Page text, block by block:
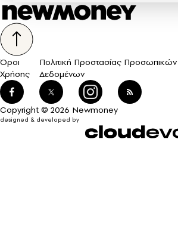
Όροι
Χρήσης
Πολιτική Προστασίας Προσωπικών
Δεδομένων
Copyright © 2026 Newmoney
designed & developed by